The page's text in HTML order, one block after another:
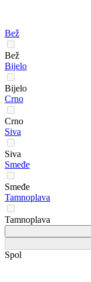
Bež
Bež
Bijelo
Bijelo
Crno
Crno
Siva
Siva
Smeđe
Smeđe
Tamnoplava
Tamnoplava
Spol